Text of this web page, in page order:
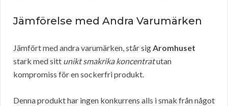
Jämförelse med Andra Varumärken
Jämfört med andra varumärken, står sigAromhuset
stark med sitt unikt smakrika koncentratutan
kompromiss för en sockerfri produkt.
Denna produkt har ingen konkurrens alls i smak från något